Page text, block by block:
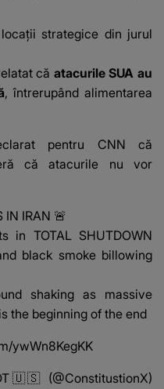
strategice din jurul
că atacurile SUA au
, întrerupând alimentarea
pentru CNN că
că atacurile nu vor
IN IRAN 🚨
in TOTAL SHUTDOWN
black smoke billowing
shaking as massive
the beginning of the end
ywWn8KegKK
(@ConstitustionX)